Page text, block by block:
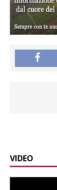
VIDEO